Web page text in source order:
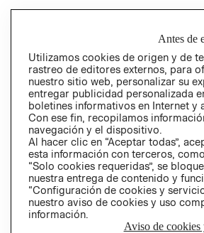
Perú (S/)
CAMBIAR REGIÓN
Antes de
Utilizamos cookies de origen y de
rastreo de editores externos, para
nuestro sitio web, personalizar su
entregar publicidad personalizada
boletines informativos en Internet y
Con ese fin, recopilamos
navegación y el dispositivo.
Al hacer clic en “Aceptar todas”,
esta información con terceros,
“Solo cookies requeridas”, se
nuestra entrega de contenido y
“Configuración de cookies y
nuestro aviso de cookies y uso
información.
Aviso de cookies